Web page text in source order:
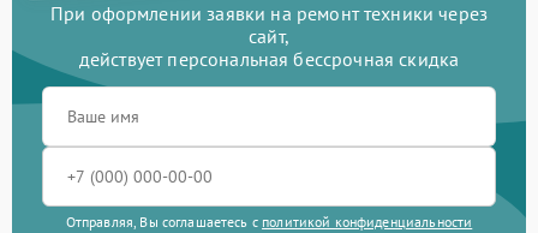
При оформлении заявки на ремонт техники через
сайт,
действует персональная бессрочная скидка
Отправляя, Вы соглашаетесь с политикой конфиденциальности